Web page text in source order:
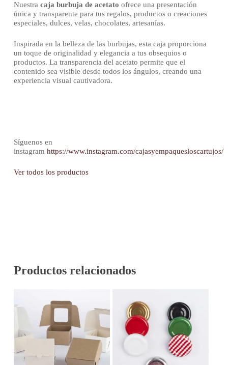
Nuestra caja burbuja de acetato ofrece una presentación
única y transparente para tus regalos, productos o creaciones
especiales, dulces, velas, chocolates, artesanías.
Inspirada en la belleza de las burbujas, esta caja proporciona
un toque de originalidad y elegancia a tus obsequios o
productos. La transparencia del acetato permite que el
contenido sea visible desde todos los ángulos, creando una
experiencia visual cautivadora.
Síguenos en
instagram https://www.instagram.com/cajasyempaquesloscartujos/
Ver todos los productos
Productos relacionados